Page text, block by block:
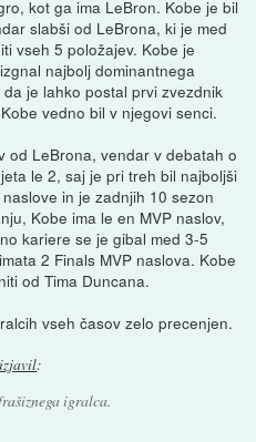
kot ga ima LeBron. Kobe je bil
slabši od LeBrona, ki je med
vseh 5 položajev. Kobe je
najbolj dominantnega
je lahko postal prvi zvezdnik
vedno bil v njegovi senci.
od LeBrona, vendar v debatah o
le 2, saj je pri treh bil najboljši
in je zadnjih 10 sezon
Kobe ima le en MVP naslov,
kariere se je gibal med 3-5
2 Finals MVP naslova. Kobe
od Tima Duncana.
vseh časov zelo precenjen.
izjavil:
igralca.